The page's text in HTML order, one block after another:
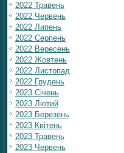
2022 Травень
2022 Червень
2022 Липень
2022 Серпень
2022 Вересень
2022 Жовтень
2022 Листопад
2022 Грудень
2023 Січень
2023 Лютий
2023 Березень
2023 Квітень
2023 Травень
2023 Червень